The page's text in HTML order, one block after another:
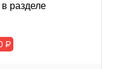
разделе
Р